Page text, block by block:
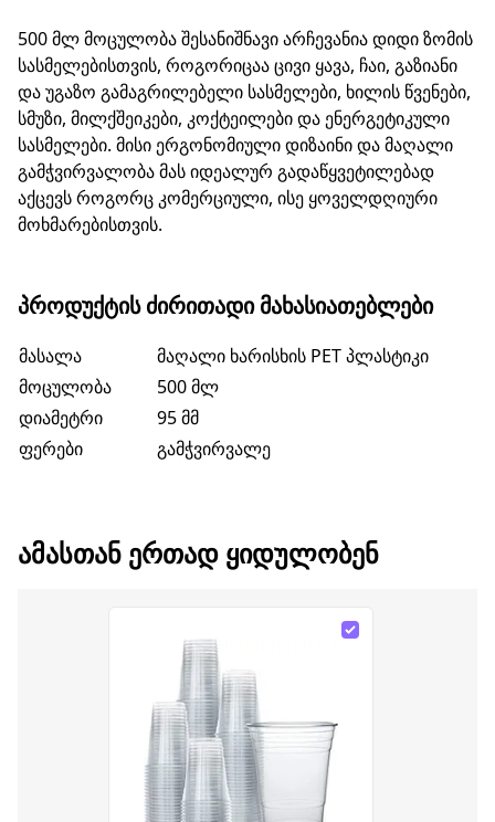
500 მლ მოცულობა შესანიშნავი არჩევანია დიდი ზომის
სასმელებისთვის, როგორიცაა ცივი ყავა, ჩაი, გაზიანი
და უგაზო გამაგრილებელი სასმელები, ხილის წვენები,
სმუზი, მილქშეიკები, კოქტეილები და ენერგეტიკული
სასმელები. მისი ერგონომიული დიზაინი და მაღალი
გამჭვირვალობა მას იდეალურ გადაწყვეტილებად
აქცევს როგორც კომერციული, ისე ყოველდღიური
მოხმარებისთვის.
ᲞᲠᲝᲓᲣᲥᲢᲘᲡ ᲫᲘᲠᲘᲗᲐᲓᲘ ᲛᲐᲮᲐᲡᲘᲐᲗᲔᲑᲚᲔᲑᲘ
მასალა
მაღალი ხარისხის PET პლასტიკი
მოცულობა
500 მლ
დიამეტრი
95 მმ
ფერები
გამჭვირვალე
ᲐᲛᲐᲡᲗᲐᲜ ᲔᲠᲗᲐᲓ ᲧᲘᲓᲣᲚᲝᲑᲔᲜ